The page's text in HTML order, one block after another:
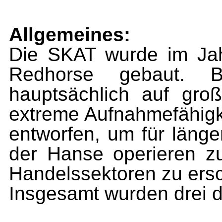
Allgemeines:
Die SKAT wurde im
Redhorse gebaut.
hauptsächlich auf
extreme
entworfen, um für
der Hanse operieren
Handelssektoren zu
Insgesamt wurden drei